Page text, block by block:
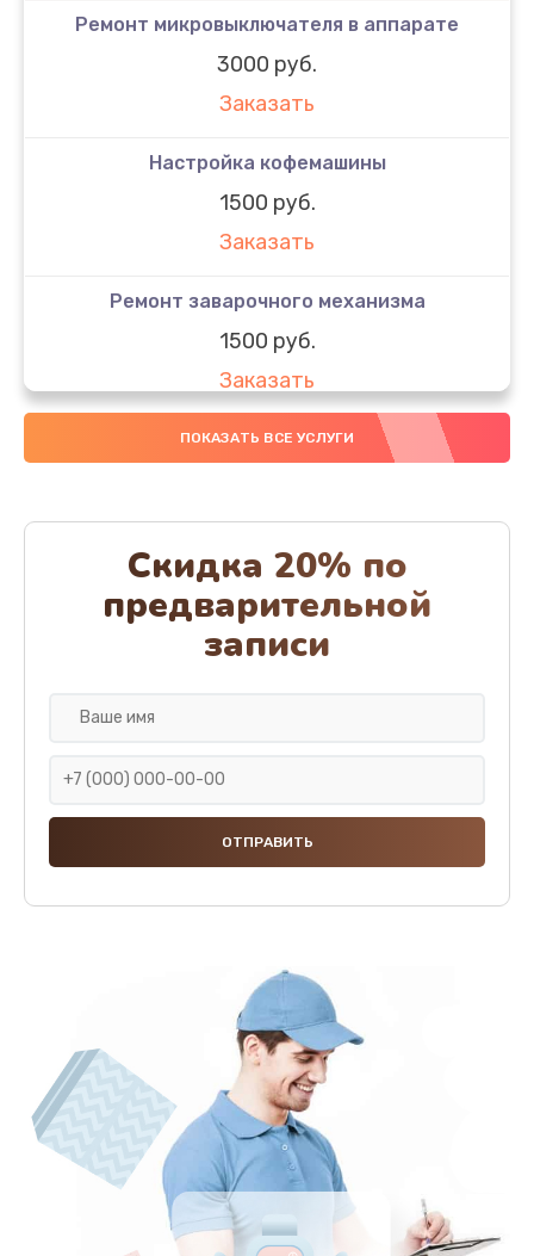
Ремонт микровыключателя в аппарате
3000 руб.
Заказать
Настройка кофемашины
1500 руб.
Заказать
Ремонт заварочного механизма
1500 руб.
Заказать
Очистка заварочного блока с заменой сальников
Заказать
Очистка молочных систем
2500 руб.
Заказать
Замена блока управления
Замена трансформатора
Замена предохранителей
1000 руб.
Заказать
Ремонт заварочного узла
1500 руб.
Заказать
ПОКАЗАТЬ ВСЕ УСЛУГИ
Скидка 20% по
предварительной
записи